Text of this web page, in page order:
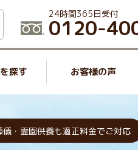
24時間365日受付
0120-
探す お客様の声
儀・霊園供養も適正料金でご対応